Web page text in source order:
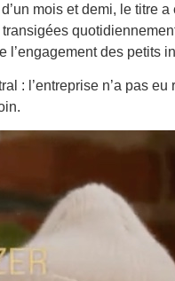
mois et demi, le titre
l’engagement des petits
: l’entreprise n’a pas